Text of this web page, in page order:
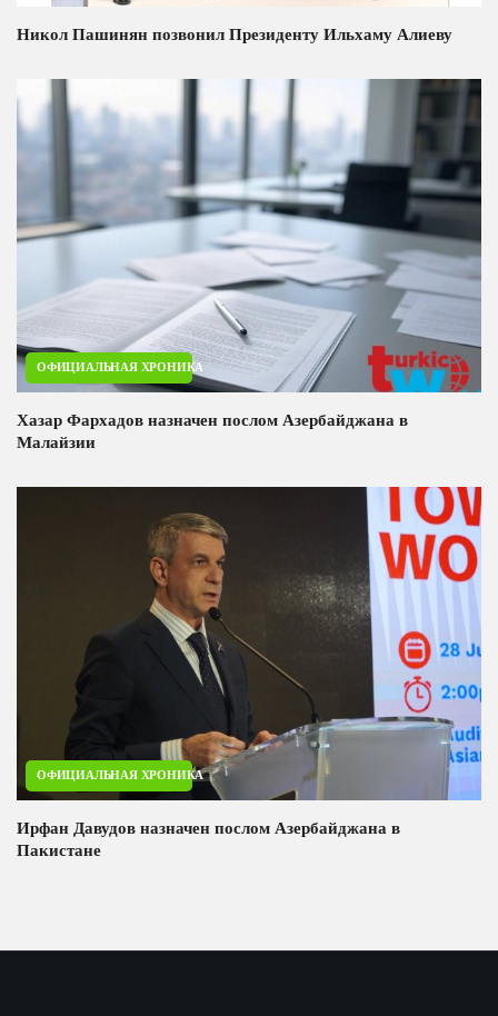
Никол Пашинян позвонил Президенту Ильхаму Алиеву
ОФИЦИАЛЬНАЯ ХРОНИКА
Хазар Фархадов назначен послом Азербайджана в
Малайзии
ОФИЦИАЛЬНАЯ ХРОНИКА
Ирфан Давудов назначен послом Азербайджана в
Пакистане